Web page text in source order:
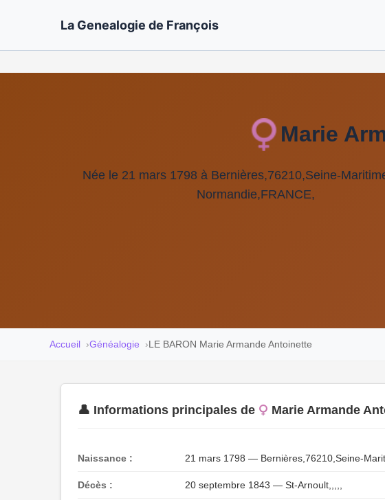
La Genealogie de François
Marie
Née le 21 mars 1798 à Bernières,76210,Seine-
Normandie,FRANCE,
Accueil Généalogie LE BARON Marie Armande Antoinette
👤 Informations principales de Marie Armande
Naissance : 21 mars 1798 — Bernières,76210,Seine-
Décès : 20 septembre 1843 — St-Arnoult,,,,,